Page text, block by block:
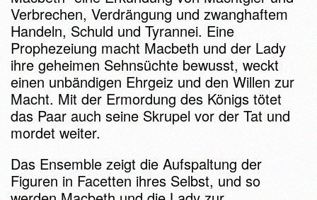
Verbrechen, Verdrängung und zwanghaftem
Handeln, Schuld und Tyrannei. Eine
Prophezeiung macht Macbeth und der Lady
ihre geheimen Sehnsüchte bewusst, weckt
einen unbändigen Ehrgeiz und den Willen zur
Macht. Mit der Ermordung des Königs tötet
das Paar auch seine Skrupel vor der Tat und
mordet weiter.
Das Ensemble zeigt die Aufspaltung der
Figuren in Facetten ihres Selbst, und so